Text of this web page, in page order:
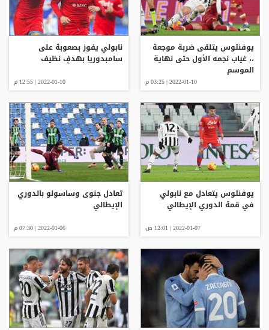
يوفنتوس يتلقى ضربة موجعة
،، غياب نجمه الأول حتى نهاية
الموسم
2022-01-10 | 03:25 م
نابولي يفوز بصعوبة على
سامبدوريا بهدفٍ نظيف
2022-01-10 | 12:55 م
يوفنتوس يتعادل مع نابولي
في قمة الدوري الإيطالي
2022-01-07 | 12:01 ص
تعادل جنوى وساسولو بالدوري
الإيطالي
2022-01-06 | 07:30 م